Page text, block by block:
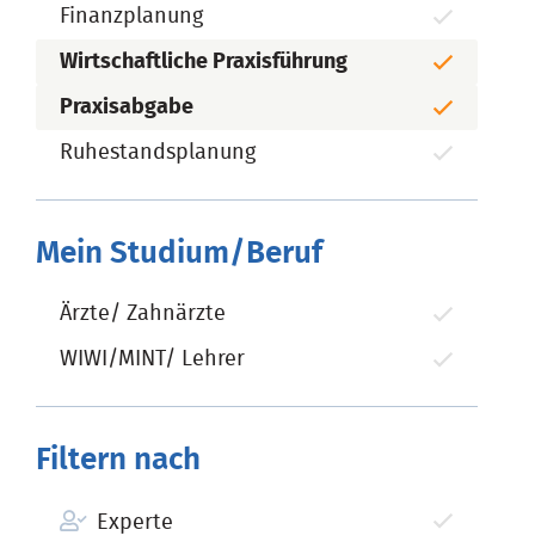
Finanzplanung
Wirtschaftliche Praxisführung
Praxisabgabe
Ruhestandsplanung
Mein Studium/Beruf
Ärzte/ Zahnärzte
WIWI/MINT/ Lehrer
Filtern nach
Experte